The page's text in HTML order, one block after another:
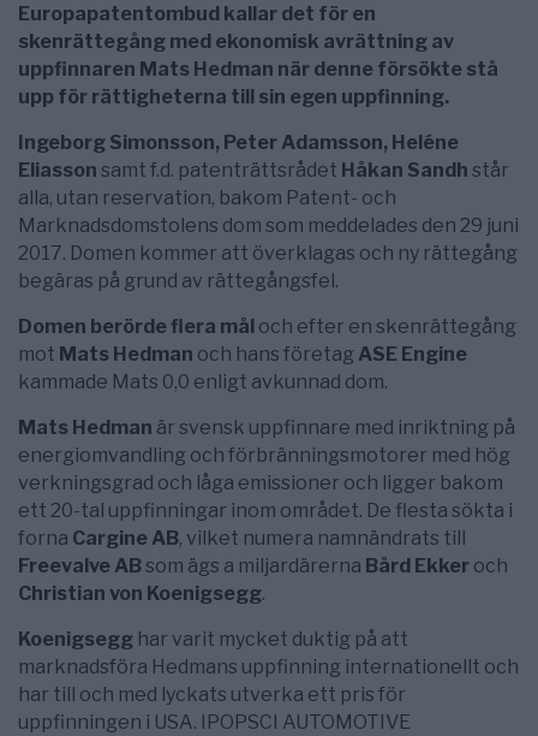
Europapatentombud kallar det för en
skenrättegång med ekonomisk avrättning av
uppfinnaren Mats Hedman när denne försökte stå
upp för rättigheterna till sin egen uppfinning.
Ingeborg Simonsson, Peter Adamsson, Heléne
Eliasson samt f.d. patenträttsrådet Håkan Sandh står
alla, utan reservation, bakom Patent- och
Marknadsdomstolens dom som meddelades den 29 juni
2017. Domen kommer att överklagas och ny rättegång
begäras på grund av rättegångsfel.
Domen berörde flera mål och efter en skenrättegång
mot Mats Hedman och hans företag ASE Engine
kammade Mats 0,0 enligt avkunnad dom.
Mats Hedman är svensk uppfinnare med inriktning på
energiomvandling och förbränningsmotorer med hög
verkningsgrad och låga emissioner och ligger bakom
ett 20-tal uppfinningar inom området. De flesta sökta i
forna Cargine AB, vilket numera namnändrats till
Freevalve ABsom ägs a miljardärerna Bård Ekker och
Christian von Koenigsegg.
Koenigsegg har varit mycket duktig på att
marknadsföra Hedmans uppfinning internationellt och
har till och med lyckats utverka ett pris för
uppfinningen i USA. IPOPSCI AUTOMOTIVE